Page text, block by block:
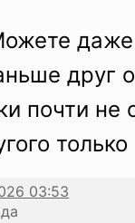
друг
почти не
только